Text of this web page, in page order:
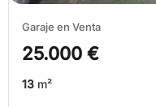
Garaje en Venta
25.000 €
13 m²